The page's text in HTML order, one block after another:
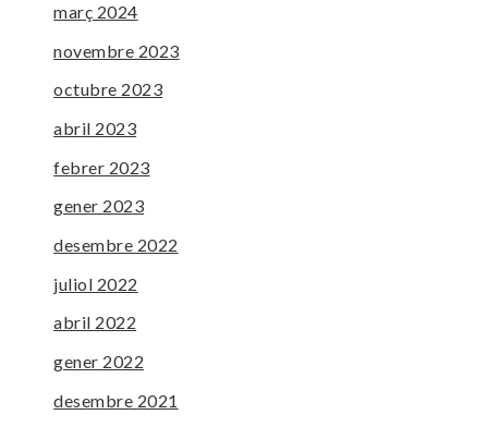
març 2024
novembre 2023
octubre 2023
abril 2023
febrer 2023
gener 2023
desembre 2022
juliol 2022
abril 2022
gener 2022
desembre 2021